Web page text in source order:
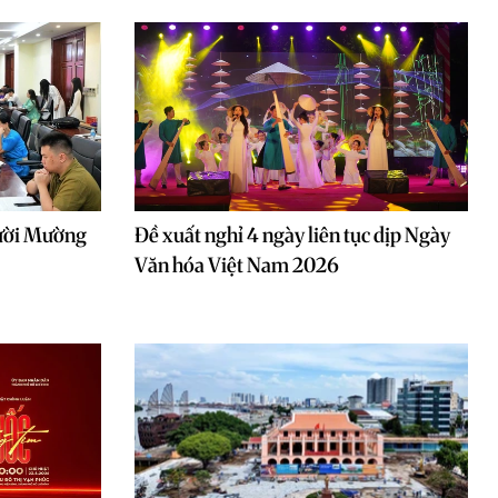
Mường
Đề xuất nghỉ 4 ngày liên tục dịp Ngày
Văn hóa Việt Nam 2026